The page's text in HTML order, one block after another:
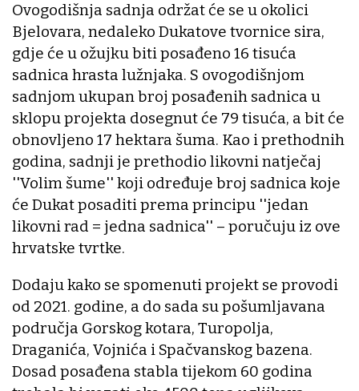
Ovogodišnja sadnja održat će se u okolici
Bjelovara, nedaleko Dukatove tvornice sira,
gdje će u ožujku biti posađeno 16 tisuća
sadnica hrasta lužnjaka. S ovogodišnjom
sadnjom ukupan broj posađenih sadnica u
sklopu projekta dosegnut će 79 tisuća, a bit će
obnovljeno 17 hektara šuma. Kao i prethodnih
godina, sadnji je prethodio likovni natječaj
''Volim šume'' koji određuje broj sadnica koje
će Dukat posaditi prema principu ''jedan
likovni rad = jedna sadnica'' – poručuju iz ove
hrvatske tvrtke.
Dodaju kako se spomenuti projekt se provodi
od 2021. godine, a do sada su pošumljavana
područja Gorskog kotara, Turopolja,
Draganića, Vojnića i Spačvanskog bazena.
Dosad posađena stabla tijekom 60 godina